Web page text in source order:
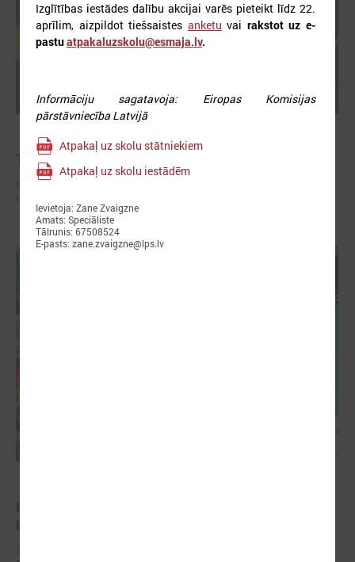
2026. gada 10. aprīlis
Trīs dienu piedzīvojums “Ielec Eiropas vilcienā!”
trīs dienu pasākums, kas notiks no 8. līdz 10. maijam un vedīs uz
Izglītības iestādes dalību akcijai varēs pieteikt līdz 22.
aprīlim, aizpildot tiešsaistes anketu vai rakstot uz e-
pastuatpakaluzskolu@esmaja.lv.
Informāciju sagatavoja: Eiropas Komisijas
pārstāvniecība Latvijā
Atpakaļ uz skolu stātniekiem
Atpakaļ uz skolu iestādēm
Ievietoja: Zane Zvaigzne
Amats: Speciāliste
Tālrunis: 67508524
E-pasts: zane.zvaigzne@lps.lv